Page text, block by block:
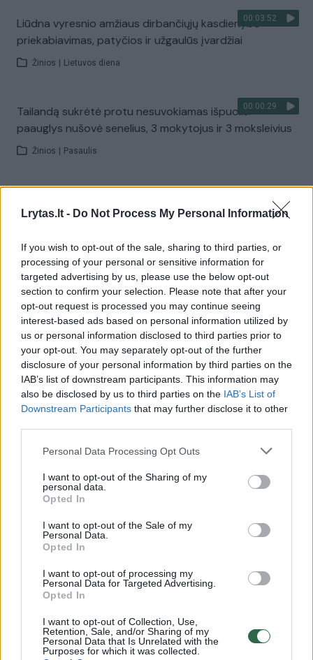
Lrytas.lt - Do Not Process My Personal Information
If you wish to opt-out of the sale, sharing to third parties, or
processing of your personal or sensitive information for
targeted advertising by us, please use the below opt-out
section to confirm your selection. Please note that after your
opt-out request is processed you may continue seeing
interest-based ads based on personal information utilized by
us or personal information disclosed to third parties prior to
your opt-out. You may separately opt-out of the further
disclosure of your personal information by third parties on the
IAB’s list of downstream participants. This information may
also be disclosed by us to third parties on the IAB’s List of
Downstream Participants that may further disclose it to other
Personal Data Processing Opt Outs
I want to opt-out of the Sharing of my
personal data.
Opted In
I want to opt-out of the Sale of my
Personal Data.
Opted In
I want to opt-out of processing my
Personal Data for Targeted Advertising.
Opted In
I want to opt-out of Collection, Use,
Retention, Sale, and/or Sharing of my
Personal Data that Is Unrelated with the
Purposes for which it was collected.
00:03:52
Liūdna vyresnio amžiaus dirbančiųjų kasdienybė –
priekabiavimas, patyčios ir užgaulūs įvardžiai
Žinios Lietuvos diena
00:00:29
Tailandą sukrėtė protu nesuvokiamas išpuolis:
paauglys nušovė senelius, 3 mokytojus ir 3 moksleivius
Žinios Pasaulis
apgynė čempionų vardą
Visi įrašai
Žiūrimiausi įrašai
00:00:30
Vaizdai iš tragiškos avarijos Vilniaus r.: dviejų moterų ir
vaiko gyvybių išgelbėti nepavyko
00:00:57
Savaitės vidurys nusimato karštas: temperatūra kils iki
32 laipsnių šilumos
Žinios | Orai
00:00:59
Nufilmavo, kaip patvino Vilniaus Vakarinis aplinkkelis:
vaizdas pribloškia
Žinios Lietuvos diena